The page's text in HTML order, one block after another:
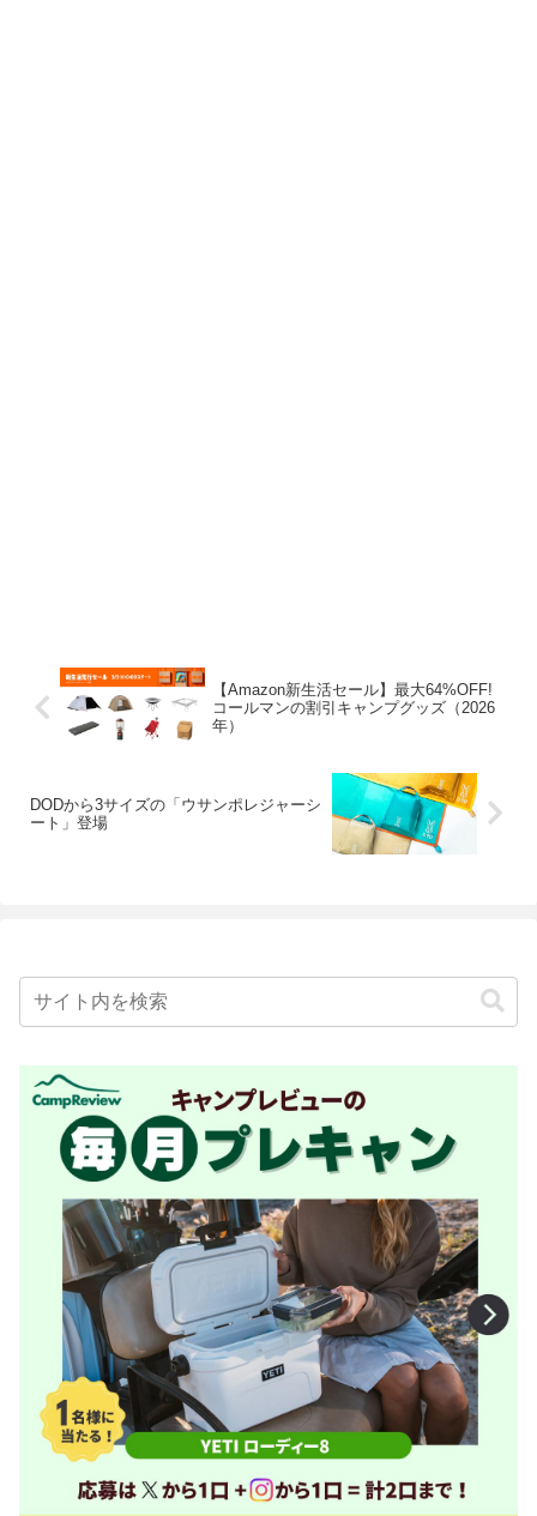
【Amazon新生活セール】最大64%OFF!
コールマンの割引キャンプグッズ（2026
年）
DODから3サイズの「ウサンポレジャーシ
ート」登場